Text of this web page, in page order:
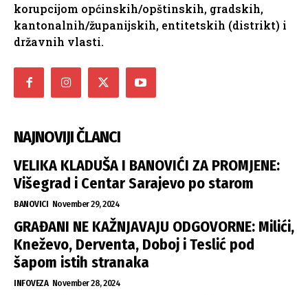
korupcijom općinskih/opštinskih, gradskih,
kantonalnih/županijskih, entitetskih (distrikt) i
državnih vlasti.
NAJNOVIJI ČLANCI
VELIKA KLADUŠA I BANOVIĆI ZA PROMJENE:
Višegrad i Centar Sarajevo po starom
BANOVICI November 29, 2024
GRAĐANI NE KAŽNJAVAJU ODGOVORNE: Milići,
Kneževo, Derventa, Doboj i Teslić pod
šapom istih stranaka
INFOVEZA November 28, 2024